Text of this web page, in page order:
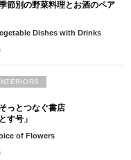
節別の野菜料理とお酒のペア
Dishes with Drinks
っとつなぐ書店
す号」
of Flowers